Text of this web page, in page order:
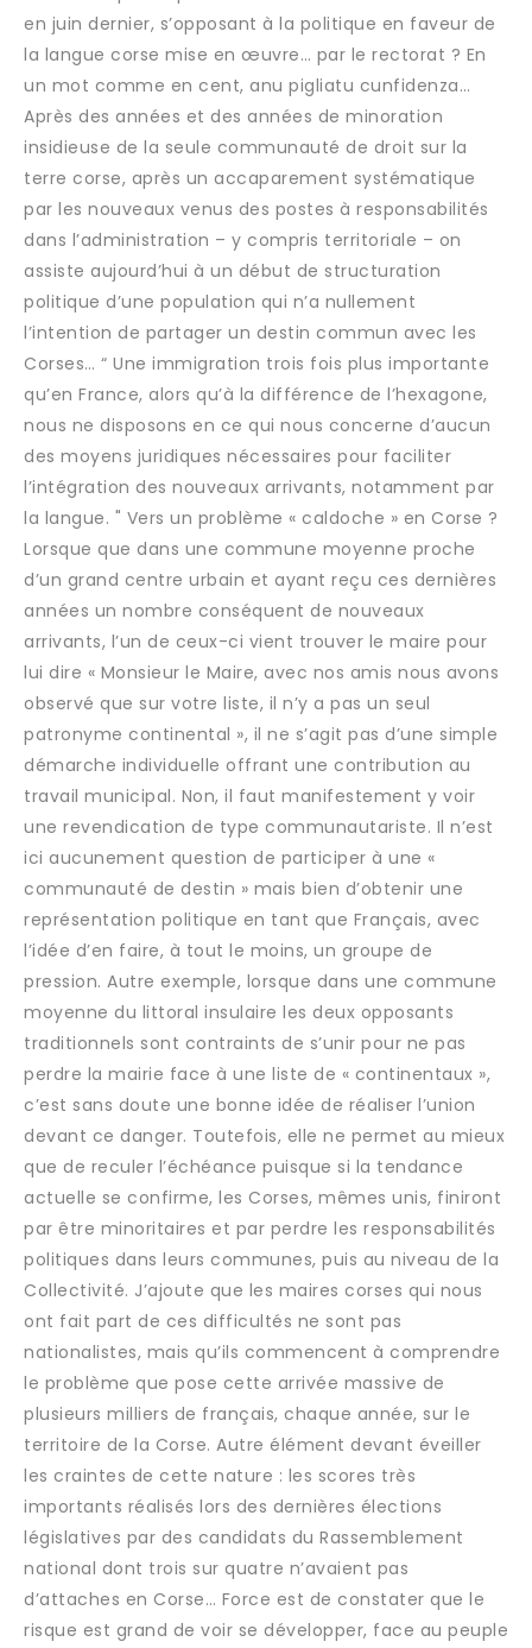
en juin dernier, s’opposant à la politique en faveur de
la langue corse mise en œuvre… par le rectorat ? En
un mot comme en cent, anu pigliatu cunfidenza…
Après des années et des années de minoration
insidieuse de la seule communauté de droit sur la
terre corse, après un accaparement systématique
par les nouveaux venus des postes à responsabilités
dans l’administration – y compris territoriale – on
assiste aujourd’hui à un début de structuration
politique d’une population qui n’a nullement
l’intention de partager un destin commun avec les
Corses… “ Une immigration trois fois plus importante
qu’en France, alors qu’à la différence de l’hexagone,
nous ne disposons en ce qui nous concerne d’aucun
des moyens juridiques nécessaires pour faciliter
l’intégration des nouveaux arrivants, notamment par
la langue. " Vers un problème « caldoche » en Corse ?
Lorsque que dans une commune moyenne proche
d’un grand centre urbain et ayant reçu ces dernières
années un nombre conséquent de nouveaux
arrivants, l’un de ceux-ci vient trouver le maire pour
lui dire « Monsieur le Maire, avec nos amis nous avons
observé que sur votre liste, il n’y a pas un seul
patronyme continental », il ne s’agit pas d’une simple
démarche individuelle offrant une contribution au
travail municipal. Non, il faut manifestement y voir
une revendication de type communautariste. Il n’est
ici aucunement question de participer à une «
communauté de destin » mais bien d’obtenir une
représentation politique en tant que Français, avec
l’idée d’en faire, à tout le moins, un groupe de
pression. Autre exemple, lorsque dans une commune
moyenne du littoral insulaire les deux opposants
traditionnels sont contraints de s’unir pour ne pas
perdre la mairie face à une liste de « continentaux »,
c’est sans doute une bonne idée de réaliser l’union
devant ce danger. Toutefois, elle ne permet au mieux
que de reculer l’échéance puisque si la tendance
actuelle se confirme, les Corses, mêmes unis, finiront
par être minoritaires et par perdre les responsabilités
politiques dans leurs communes, puis au niveau de la
Collectivité. J’ajoute que les maires corses qui nous
ont fait part de ces difficultés ne sont pas
nationalistes, mais qu’ils commencent à comprendre
le problème que pose cette arrivée massive de
plusieurs milliers de français, chaque année, sur le
territoire de la Corse. Autre élément devant éveiller
les craintes de cette nature : les scores très
importants réalisés lors des dernières élections
législatives par des candidats du Rassemblement
national dont trois sur quatre n’avaient pas
d’attaches en Corse… Force est de constater que le
risque est grand de voir se développer, face au peuple